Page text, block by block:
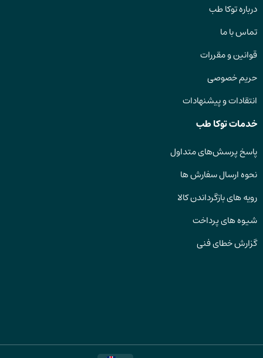
درباره توکا طب
تماس با ما
قوانین و مقررات
حریم خصوصی
انتقادات و پیشنهادات
خدمات توکا طب
پاسخ پرسش‌های متداول
نحوه ارسال سفارش ها
رویه های بازگرداندن کالا
شیوه های پرداخت
گزارش خطای فنی